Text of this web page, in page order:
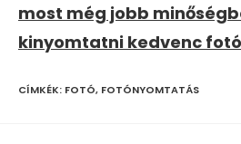
most még jobb
kinyomtatni kedvenc
CÍMKÉK: FOTÓ, FOTÓNYOMTATÁS